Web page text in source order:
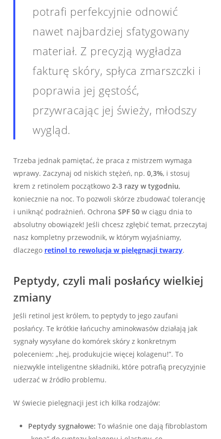
potrafi perfekcyjnie odnowić
nawet najbardziej sfatygowany
materiał. Z precyzją wygładza
fakturę skóry, spłyca zmarszczki i
poprawia jej gęstość,
przywracając jej świeży, młodszy
wygląd.
Trzeba jednak pamiętać, że praca z mistrzem wymaga
wprawy. Zaczynaj od niskich stężeń, np. 0,3%, i stosuj
krem z retinolem początkowo 2-3 razy w tygodniu,
koniecznie na noc. To pozwoli skórze zbudować tolerancję
i uniknąć podrażnień. Ochrona SPF 50w ciągu dnia to
absolutny obowiązek! Jeśli chcesz zgłębić temat, przeczytaj
nasz kompletny przewodnik, w którym wyjaśniamy,
dlaczego retinol to rewolucja w pielęgnacji twarzy.
Peptydy, czyli mali posłańcy wielkiej
zmiany
Jeśli retinol jest królem, to peptydy to jego zaufani
posłańcy. Te krótkie łańcuchy aminokwasów działają jak
sygnały wysyłane do komórek skóry z konkretnym
poleceniem: „hej, produkujcie więcej kolagenu!”. To
niezwykle inteligentne składniki, które potrafią precyzyjnie
uderzać w źródło problemu.
W świecie pielęgnacji jest ich kilka rodzajów:
Peptydy sygnałowe: To właśnie one dają fibroblastom